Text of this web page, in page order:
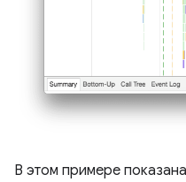
В этом примере